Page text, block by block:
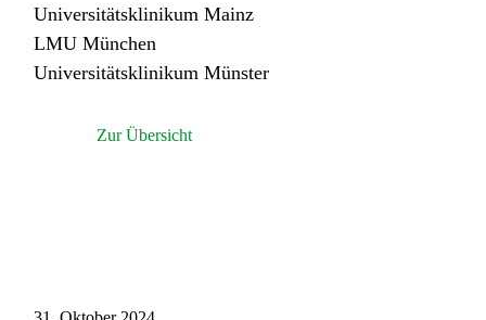
Universitätsklinikum Mainz
LMU München
Universitätsklinikum Münster
Zur Übersicht